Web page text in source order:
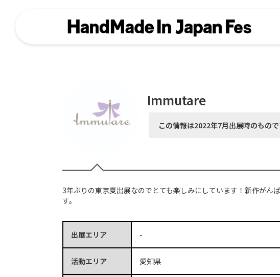
Immutare
この情報は2022年7月出展時のもので
3年ぶりの東京夏出展なのでとても楽しみにしています！新作がん
す。
出展エリア -
活動エリア 愛知県